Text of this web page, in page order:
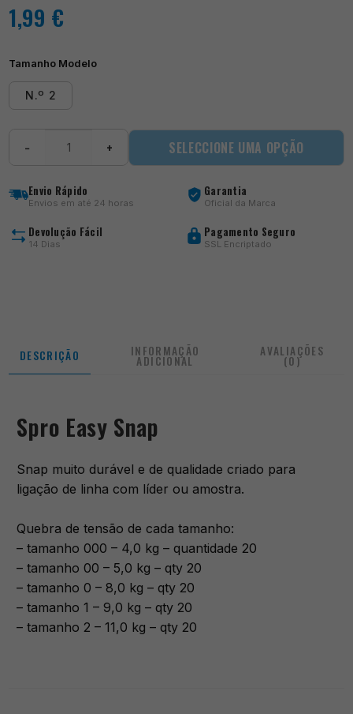
1,99 €
Tamanho Modelo
N.º 2
− + SELECCIONE UMA OPÇÃO
Envio Rápido
Envios em até 24 horas
Garantia
Oficial da Marca
Devolução Fácil
14 Dias
Pagamento Seguro
SSL Encriptado
DESCRIÇÃO INFORMAÇÃO
ADICIONAL
AVALIAÇÕES
(0)
Spro Easy Snap
Snap muito durável e de qualidade criado para
ligação de linha com líder ou amostra.
Quebra de tensão de cada tamanho:
– tamanho 000 – 4,0 kg – quantidade 20
– tamanho 00 – 5,0 kg – qty 20
– tamanho 0 – 8,0 kg – qty 20
– tamanho 1 – 9,0 kg – qty 20
– tamanho 2 – 11,0 kg – qty 20